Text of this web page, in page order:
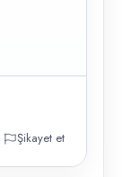
Şikayet et